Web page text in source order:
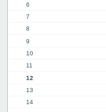
6
7
8
9
10
11
12
13
14